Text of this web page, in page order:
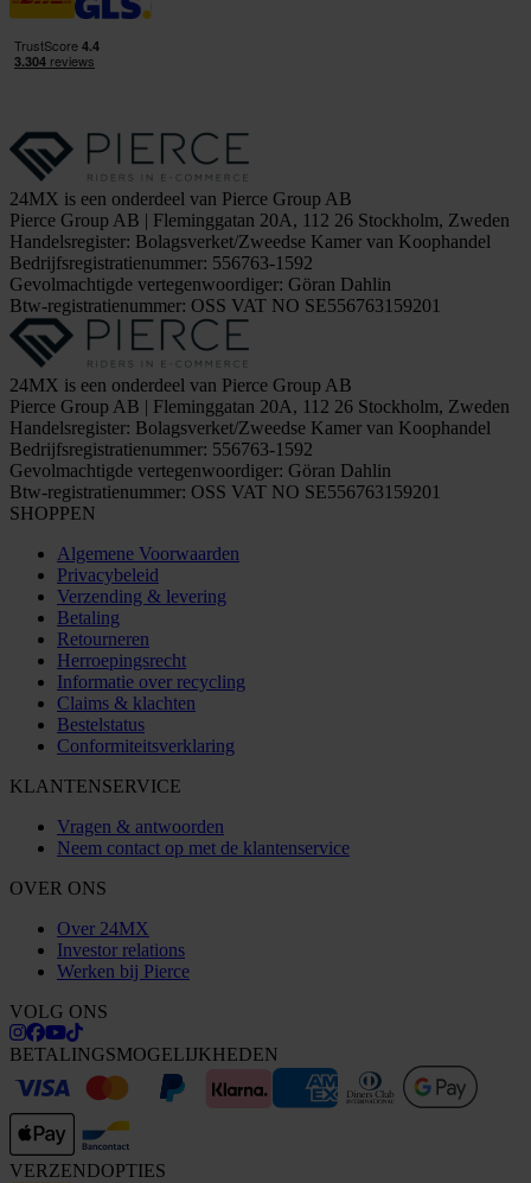
24MX is een onderdeel van Pierce Group AB
Pierce Group AB | Fleminggatan 20A, 112 26 Stockholm, Zweden
Handelsregister: Bolagsverket/Zweedse Kamer van Koophandel
Bedrijfsregistratienummer: 556763-1592
Gevolmachtigde vertegenwoordiger: Göran Dahlin
Btw-registratienummer: OSS VAT NO SE556763159201
24MX is een onderdeel van Pierce Group AB
Pierce Group AB | Fleminggatan 20A, 112 26 Stockholm, Zweden
Handelsregister: Bolagsverket/Zweedse Kamer van Koophandel
Bedrijfsregistratienummer: 556763-1592
Gevolmachtigde vertegenwoordiger: Göran Dahlin
Btw-registratienummer: OSS VAT NO SE556763159201
SHOPPEN
Algemene Voorwaarden
Privacybeleid
Verzending & levering
Betaling
Retourneren
Herroepingsrecht
Informatie over recycling
Claims & klachten
Bestelstatus
Conformiteitsverklaring
KLANTENSERVICE
Vragen & antwoorden
Neem contact op met de klantenservice
OVER ONS
Over 24MX
Investor relations
Werken bij Pierce
VOLG ONS
BETALINGSMOGELIJKHEDEN
VERZENDOPTIES